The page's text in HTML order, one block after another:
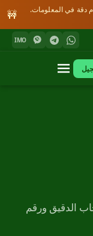
🚧
دقة في المعلومات.
IMO
الدقيق ورقم